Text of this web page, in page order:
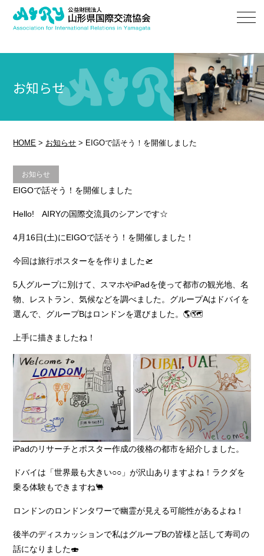
お知らせ
HOME > お知らせ > EIGOで話そう！を開催しました
お知らせ
EIGOで話そう！を開催しました
Hello! AIRYの国際交流員のシアンです☆
4月16日(土)にEIGOで話そう！を開催しました！
今回は旅行ポスターをを作りました🛫
5人グループに別けて、スマホやiPadを使って都市の観光地、名
物、レストラン、気候などを調べました。グループAはドバイを
選んで、グループBはロンドンを選びました。🌎🗺
上手に描きましたね！
iPadのリサーチとポスター作成の後格の都市を紹介しました。
ドバイは「世界最も大きい○○」が沢山ありますよね！ラクダを
乗る体験もできますね🐫
ロンドンのロンドンタワーで幽霊が見える可能性があるよね！
後半のディスカッションで私はグループBの皆様と話して寿司の
話になりました🍣